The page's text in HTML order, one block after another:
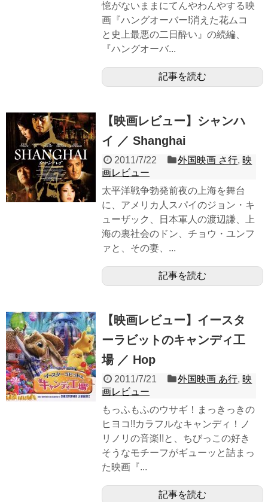
憶がないままにてんやわんやする映
画『ハングオーバー!消えた花ムコ
と史上最悪の二日酔い』の続編、
『ハングオーバ...
記事を読む
【映画レビュー】シャンハ
イ ／ Shanghai
2011/7/22 外国映画 さ行, 映
画レビュー
太平洋戦争勃発前夜の上海を舞台
に、アメリカ人スパイのジョン・キ
ューザック、日本軍人の渡辺謙、上
海の裏社会のドン、チョウ・ユンフ
ァと、その妻、...
記事を読む
【映画レビュー】イースタ
ーラビットのキャンディ工
場 ／ Hop
2011/7/21 外国映画 あ行, 映
画レビュー
もっふもふのウサギ！まっきっきの
ヒヨコ!!カラフルなキャンディ！ノ
リノリの音楽!!と、ちびっこの好き
そうなモチーフがギューッと詰まっ
た映画『...
記事を読む